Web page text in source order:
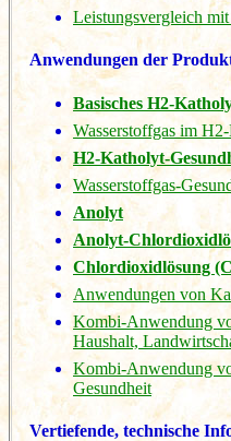
Leistungsvergleich mit
Anwendungen der
Basisches H2-
Wasserstoffgas im
H2-Katholyt-
Wasserstoffgas-
Anolyt
Anolyt-
Chlordioxidlösung
Anwendungen von
Kombi-Anwendung
Haushalt,
Kombi-Anwendung
Gesundheit
Vertiefende, technische